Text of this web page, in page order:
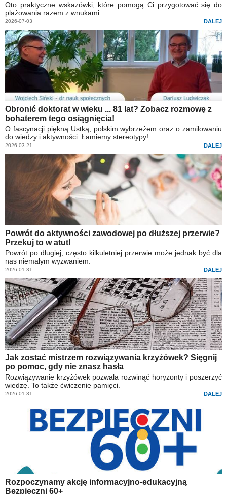
Oto praktyczne wskazówki, które pomogą Ci przygotować się do
plażowania razem z wnukami.
2026-07-03 DALEJ
Obronić doktorat w wieku ... 81 lat? Zobacz rozmowę z
bohaterem tego osiągnięcia!
O fascynacji piękną Ustką, polskim wybrzeżem oraz o zamiłowaniu
do wiedzy i aktywności. Łamiemy stereotypy!
2026-03-21 DALEJ
Powrót do aktywności zawodowej po dłuższej przerwie?
Przekuj to w atut!
Powrót po długiej, często kilkuletniej przerwie może jednak być dla
nas niemałym wyzwaniem.
2026-01-31 DALEJ
Jak zostać mistrzem rozwiązywania krzyżówek? Sięgnij
po pomoc, gdy nie znasz hasła
Rozwiązywanie krzyżówek pozwala rozwinąć horyzonty i poszerzyć
wiedzę. To także ćwiczenie pamięci.
2026-01-31 DALEJ
Rozpoczynamy akcję informacyjno-edukacyjną
Bezpieczni 60+